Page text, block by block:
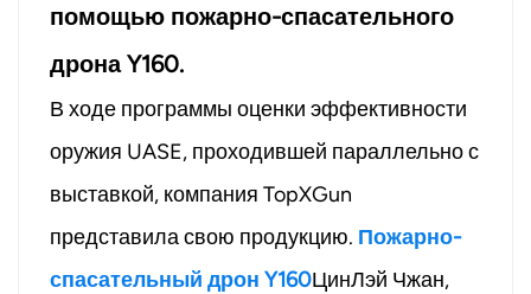
помощью пожарно-спасательного
дрона Y160.
В ходе программы оценки эффективности
оружия UASE, проходившей параллельно с
выставкой, компания TopXGun
представила свою продукцию. Пожарно-
спасательный дрон Y160ЦинЛэй Чжан,